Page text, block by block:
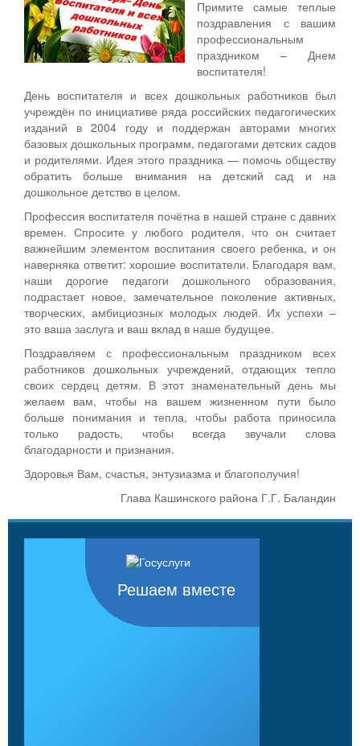
Примите самые теплые
поздравления с вашим
профессиональным
праздником – Днем
воспитателя!
День воспитателя и всех дошкольных работников был
учреждён по инициативе ряда российских педагогических
изданий в 2004 году и поддержан авторами многих
базовых дошкольных программ, педагогами детских садов
и родителями. Идея этого праздника — помочь обществу
обратить больше внимания на детский сад и на
дошкольное детство в целом.
Профессия воспитателя почётна в нашей стране с давних
времен. Спросите у любого родителя, что он считает
важнейшим элементом воспитания своего ребенка, и он
наверняка ответит: хорошие воспитатели. Благодаря вам,
наши дорогие педагоги дошкольного образования,
подрастает новое, замечательное поколение активных,
творческих, амбициозных молодых людей. Их успехи –
это ваша заслуга и ваш вклад в наше будущее.
Поздравляем с профессиональным праздником всех
работников дошкольных учреждений, отдающих тепло
своих сердец детям. В этот знаменательный день мы
желаем вам, чтобы на вашем жизненном пути было
больше понимания и тепла, чтобы работа приносила
только радость, чтобы всегда звучали слова
благодарности и признания.
Здоровья Вам, счастья, энтузиазма и благополучия!
Глава Кашинского района Г.Г. Баландин
Решаем вместе